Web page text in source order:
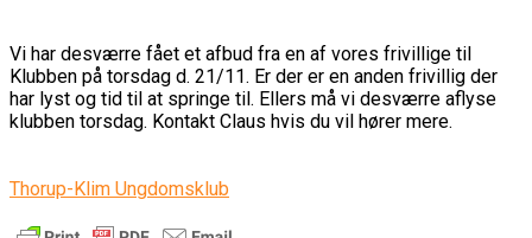
Vi har desværre fået et afbud fra en af vores frivillige til
Klubben på torsdag d. 21/11. Er der er en anden frivillig der
har lyst og tid til at springe til. Ellers må vi desværre aflyse
klubben torsdag. Kontakt Claus hvis du vil hører mere.
Thorup-Klim Ungdomsklub